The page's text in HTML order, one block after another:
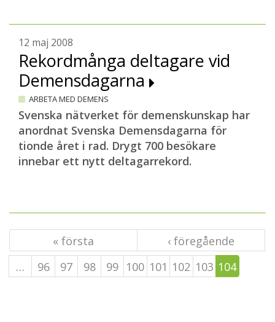
12 maj 2008
Rekordmånga deltagare vid
Demensdagarna
ARBETA MED DEMENS
Svenska nätverket för demenskunskap har
anordnat Svenska Demensdagarna för
tionde året i rad. Drygt 700 besökare
innebar ett nytt deltagarrekord.
« första
‹ föregående
…
96 97 98 99 100 101 102 103 104